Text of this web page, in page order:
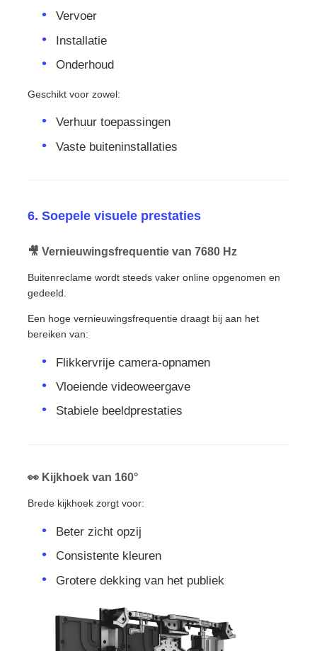
Vervoer
Installatie
Onderhoud
Geschikt voor zowel:
Verhuur toepassingen
Vaste buiteninstallaties
6. Soepele visuele prestaties
🎥 Vernieuwingsfrequentie van 7680 Hz
Buitenreclame wordt steeds vaker online opgenomen en
gedeeld.
Een hoge vernieuwingsfrequentie draagt ​​bij aan het
bereiken van:
Flikkervrije camera-opnamen
Vloeiende videoweergave
Stabiele beeldprestaties
👀 Kijkhoek van 160°
Brede kijkhoek zorgt voor:
Beter zicht opzij
Consistente kleuren
Grotere dekking van het publiek